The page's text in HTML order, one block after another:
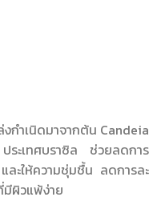
:
กําเนิดมาจากต้น Candeia
ะเทศบราซิล ช่วยลดการ
ละให้ความชุ่มชื้น ลดการละ
มีผิวแพ้ง่าย